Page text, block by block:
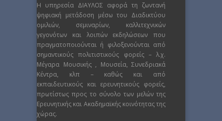
Η υπηρεσία ΔΙΑΥΛΟΣ αφορά τη ζωντανή
ψηφιακή μετάδοση μέσω του Διαδικτύου
ομιλιών, σεμιναρίων, καλλιτεχνικών
γεγονότων και λοιπών εκδηλώσεων που
πραγματοποιούνται ή φιλοξενούνται από
σημαντικούς πολιτιστικούς φορείς – λ.χ.
Μέγαρα Μουσικής , Μουσεία, Συνεδριακά
Κέντρα, κλπ – καθώς και από
εκπαιδευτικούς και ερευνητικούς φορείς,
πρωτίστως προς το σύνολο των μελών της
Ερευνητικής και Ακαδημαϊκής κοινότητας της
χώρας.